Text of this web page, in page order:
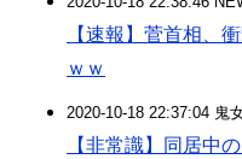
【速報】菅首相、
ｗｗ
2020-10-18 22:37:04 鬼
【非常識】同居中